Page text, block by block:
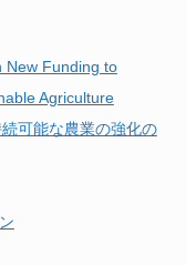
New Funding to
Agriculture
可能な農業の強化の